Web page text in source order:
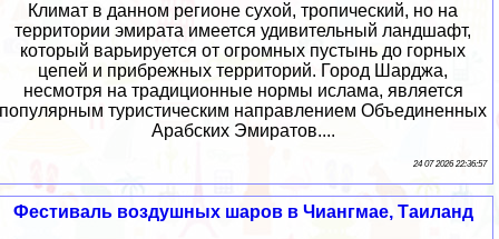
Климат в данном регионе сухой, тропический, но на
территории эмирата имеется удивительный ландшафт,
который варьируется от огромных пустынь до горных
цепей и прибрежных территорий. Город Шарджа,
несмотря на традиционные нормы ислама, является
популярным туристическим направлением Объединенных
Арабских Эмиратов....
24 07 2026 22:36:57
Фестиваль воздушных шаров в Чиангмае, Таиланд